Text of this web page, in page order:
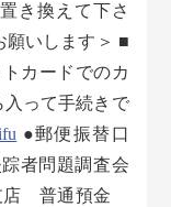
き換えて下さ
願いします＞ ■
カードでのカ
って手続きで
●郵便振替口
踪者問題調査会
店 普通預金